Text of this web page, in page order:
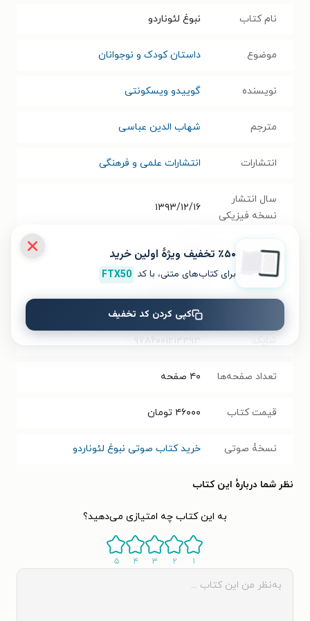
نام کتاب نبوغ لئوناردو
موضوع داستان کودک و نوجوانان
نویسنده گوییدو ویسکونتی
مترجم شهاب الدین عباسی
انتشارات انتشارات علمی و فرهنگی
سال انتشار
نسخه فیزیکی
۱۳۹۳/۱۲/۱۶
فرمت کتاب PDF
حجم فایل
۸۱.۹۳ مگابایت
شابک ۹۷۸۶۰۰۱۲۱۴۴۹۳
تعداد صفحه‌ها ۴۰ صفحه
قیمت کتاب ۴۶۰۰۰ تومان
نسخۀ صوتی خرید کتاب صوتی نبوغ لئوناردو
نظر شما دربارهٔ این کتاب
به این کتاب چه امتیازی می‌دهید؟
۱ ۲ ۳ ۴ ۵
٪۵۰ تخفیف ویژۀ اولین خرید
برای کتاب‌های متنی، با کد FTX50
کپی کردن کد تخفیف